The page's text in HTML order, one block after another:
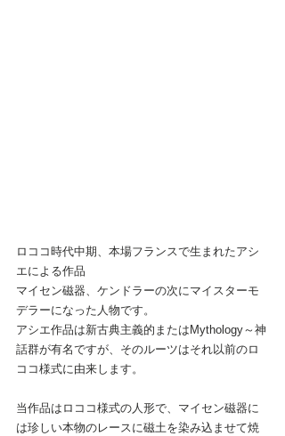
ロココ時代中期、本場フランスで生まれたアシ
エによる作品
マイセン磁器、ケンドラーの次にマイスターモ
デラーになった人物です。
アシエ作品は新古典主義的またはMythology～神
話群が有名ですが、そのルーツはそれ以前のロ
ココ様式に由来します。
当作品はロココ様式の人形で、マイセン磁器に
は珍しい本物のレースに磁土を染み込ませて焼